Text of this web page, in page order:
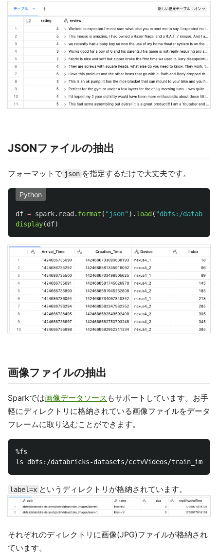
JSONファイルの抽出
フォーマットで json を指定するだけで大丈夫です。
Python
df = spark. read . format ( " json" ). load ( "dbfs:/
display(df)
画像ファイルの抽出
Sparkでは画像データソース もサポートしています。お手
軽にディレクトリに格納されている画像ファイルをデータ
フレームに取り込むことができます。
%fs
label=x というディレクトリが格納されています。
それぞれのディレクトリに画像(JPG)ファイルが格納され
ています。